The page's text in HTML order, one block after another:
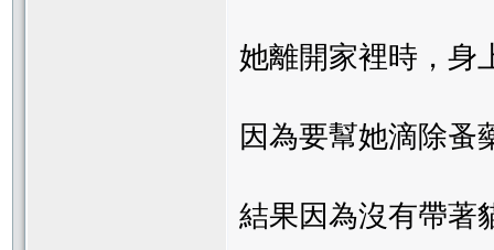
她離開家裡時，身
因為要幫她滴除蚤
結果因為沒有帶著